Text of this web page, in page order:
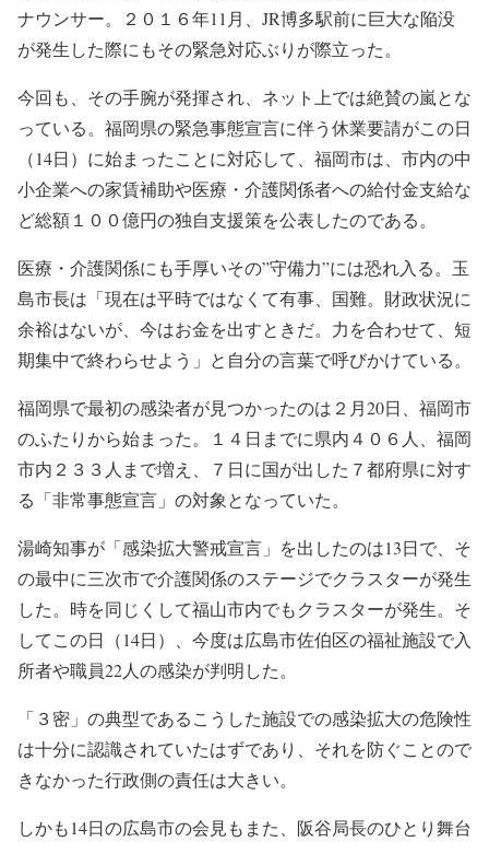
ナウンサー。２０１６年11月、JR博多駅前に巨大な陥没
が発生した際にもその緊急対応ぶりが際立った。
今回も、その手腕が発揮され、ネット上では絶賛の嵐とな
っている。福岡県の緊急事態宣言に伴う休業要請がこの日
（14日）に始まったことに対応して、福岡市は、市内の中
小企業への家賃補助や医療・介護関係者への給付金支給な
ど総額１００億円の独自支援策を公表したのである。
医療・介護関係にも手厚いその”守備力”には恐れ入る。玉
島市長は「現在は平時ではなくて有事、国難。財政状況に
余裕はないが、今はお金を出すときだ。力を合わせて、短
期集中で終わらせよう」と自分の言葉で呼びかけている。
福岡県で最初の感染者が見つかったのは２月20日、福岡市
のふたりから始まった。１４日までに県内４０６人、福岡
市内２３３人まで増え、７日に国が出した７都府県に対す
る「非常事態宣言」の対象となっていた。
湯崎知事が「感染拡大警戒宣言」を出したのは13日で、そ
の最中に三次市で介護関係のステージでクラスターが発生
した。時を同じくして福山市内でもクラスターが発生。そ
してこの日（14日）、今度は広島市佐伯区の福祉施設で入
所者や職員22人の感染が判明した。
「３密」の典型であるこうした施設での感染拡大の危険性
は十分に認識されていたはずであり、それを防ぐことので
きなかった行政側の責任は大きい。
しかも14日の広島市の会見もまた、阪谷局長のひとり舞台